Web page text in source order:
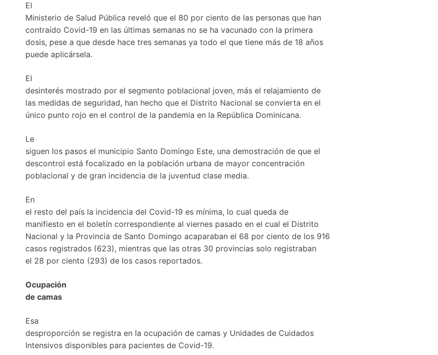
El
Ministerio de Salud Pública reveló que el 80 por ciento de las personas que han
contraído Covid-19 en las últimas semanas no se ha vacunado con la primera
dosis, pese a que desde hace tres semanas ya todo el que tiene más de 18 años
puede aplicársela.
El
desinterés mostrado por el segmento poblacional joven, más el relajamiento de
las medidas de seguridad, han hecho que el Distrito Nacional se convierta en el
único punto rojo en el control de la pandemia en la República Dominicana.
Le
siguen los pasos el municipio Santo Domingo Este, una demostración de que el
descontrol está focalizado en la población urbana de mayor concentración
poblacional y de gran incidencia de la juventud clase media.
En
el resto del país la incidencia del Covid-19 es mínima, lo cual queda de
manifiesto en el boletín correspondiente al viernes pasado en el cual el Distrito
Nacional y la Provincia de Santo Domingo acaparaban el 68 por ciento de los 916
casos registrados (623), mientras que las otras 30 provincias solo registraban
el 28 por ciento (293) de los casos reportados.
Ocupación
de camas
Esa
desproporción se registra en la ocupación de camas y Unidades de Cuidados
Intensivos disponibles para pacientes de Covid-19.